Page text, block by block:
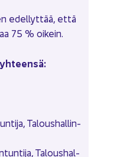
edel­lyt­tää, että
75 % oi­kein.
Ta­lous­hal­lin­
Ta­lous­hal­